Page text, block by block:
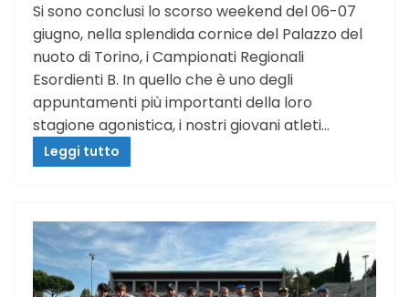
Si sono conclusi lo scorso weekend del 06-07
giugno, nella splendida cornice del Palazzo del
nuoto di Torino, i Campionati Regionali
Esordienti B. In quello che è uno degli
appuntamenti più importanti della loro
stagione agonistica, i nostri giovani atleti…
Leggi tutto